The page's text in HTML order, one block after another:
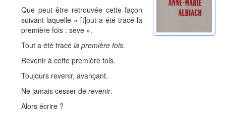
Que peut être retrouvée cette façon
suivant laquelle « [t]out a été tracé la
première fois : sève ».
Tout a été tracé la première fois.
Revenir à cette première fois.
Toujours revenir, avançant.
Ne jamais cesser de revenir.
Alors écrire ?